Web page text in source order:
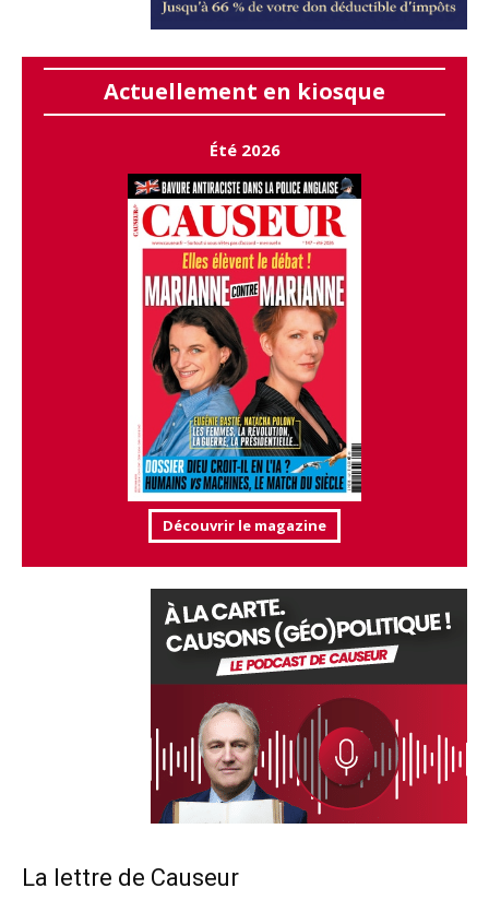
Actuellement en kiosque
Été 2026
Découvrir le magazine
La lettre de Causeur